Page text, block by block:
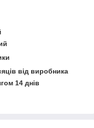
від виробника
14 днів